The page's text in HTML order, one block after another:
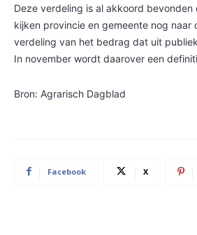
Deze verdeling is al akkoord bevonden
kijken provincie en gemeente nog naar
verdeling van het bedrag dat uit
In november wordt daarover een
Bron: Agrarisch Dagblad
Facebook X